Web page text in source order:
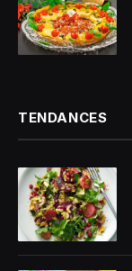
TENDANCES